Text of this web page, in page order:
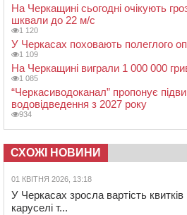
На Черкащині сьогодні очікують
шквали до 22 м/с
1 120
У Черкасах поховають полеглого
1 109
На Черкащині виграли 1 000 000
1 085
“Черкасиводоканал” пропонує
водовідведення з 2027 року
934
СХОЖІ НОВИНИ
01 КВІТНЯ 2026, 13:18
У Черкасах зросла вартість
каруселі т...